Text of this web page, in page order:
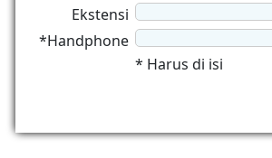
Ekstensi
*Handphone
* Harus di isi